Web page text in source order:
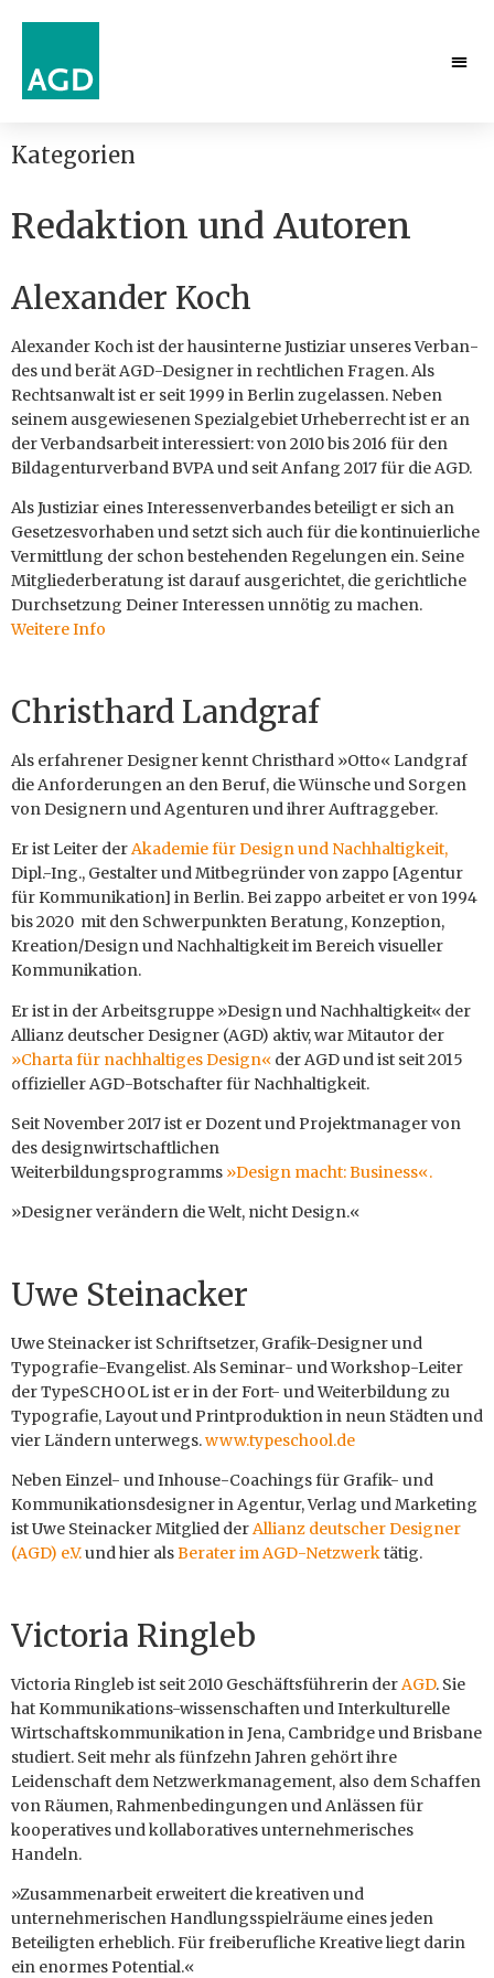
Kategorien
Redaktion und Autoren
Alexander Koch
Ale­xan­der Koch ist der hau­sin­ter­ne Jus­tiz­iar un­se­res Ver­ban­
des und berät AGD-Designer in rechtlichen Fragen. Als
Rechtsanwalt ist er seit 1999 in Berlin zugelassen. Neben
seinem ausgewiesenen Spezialgebiet Urheberrecht ist er an
der Verbandsarbeit interessiert: von 2010 bis 2016 für den
Bildagenturverband BVPA und seit Anfang 2017 für die AGD.
Als Justiziar eines Interessenverbandes beteiligt er sich an
Gesetzesvorhaben und setzt sich auch für die kontinuierliche
Vermittlung der schon bestehenden Regelungen ein. Seine
Mitgliederberatung ist darauf ausgerichtet, die gerichtliche
Durchsetzung Deiner Interessen unnötig zu machen.
Weitere Info
Christhard Landgraf
Als erfahrener Designer kennt Christhard »Otto« Landgraf
die An­forderungen an den Beruf, die Wünsche und Sorgen
von Designern und Agenturen und ihrer Auftraggeber.
Er ist Leiter derAkademie für Design und Nachhaltigkeit,
Dipl.-Ing., Gestalter und Mitbegründer von zappo [Agentur
für Kommunikation] in Berlin. Bei zappo arbeitet er von 1994
bis 2020 mit den Schwer­punkten Beratung, Konzeption,
Kreation/­Design und Nach­haltig­keit im Bereich visueller
Kommuni­kation.
Er ist in der Arbeits­gruppe »Design und Nach­haltigkeit« der
Allianz deutscher Designer (AGD) aktiv, war Mitautor der
»Charta für nach­haltiges Design« der AGD und ist seit 2015
offizieller AGD-Botschafter für Nachhaltigkeit.
Seit November 2017 ist er Dozent und Projektmanager von
des designwirtschaftlichen
Weiterbildungsprogramms »Design macht: Business«.
»Designer verändern die Welt, nicht Design.«
Uwe Steinacker
Uwe Steinacker ist Schriftsetzer, Grafik-Designer und
Typografie-Evangelist. Als Seminar- und Workshop-Leiter
der TypeSCHOOL ist er in der Fort- und Weiterbildung zu
Typografie, Layout und Printproduktion in neun Städten und
vier Ländern unterwegs.www.typeschool.de
Neben Einzel- und Inhouse-Coachings für Grafik- und
Kommunikationsdesigner in Agentur, Verlag und Marketing
ist Uwe Steinacker Mitglied derAllianz deutscher Designer
(AGD) e.V.und hier alsBerater im AGD-Netzwerktätig.
Victoria Ringleb
Victoria Ringleb ist seit 2010 Geschäftsführerin der AGD. Sie
hat Kommunikations-wissenschaften und Interkulturelle
Wirtschaftskommunikation in Jena, Cambridge und Brisbane
studiert. Seit mehr als fünfzehn Jahren gehört ihre
Leidenschaft dem Netzwerkmanagement, also dem Schaffen
von Räumen, Rahmenbedingungen und Anlässen für
kooperatives und kollaboratives unternehmerisches
Handeln.
»Zusammenarbeit erweitert die kreativen und
unternehmerischen Handlungsspielräume eines jeden
Beteiligten erheblich. Für freiberufliche Kreative liegt darin
ein enormes Potential.«